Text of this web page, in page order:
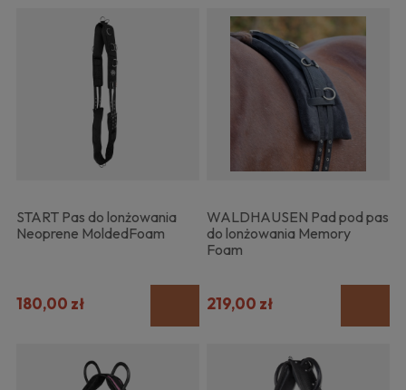
START Pas do lonżowania
Neoprene MoldedFoam
180,00 zł
WALDHAUSEN Pad pod pas
do lonżowania Memory
Foam
219,00 zł